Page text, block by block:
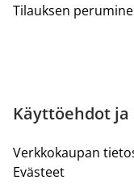
Tilauksen
Käyttöehdot
Verkkokaupan
Evästeet